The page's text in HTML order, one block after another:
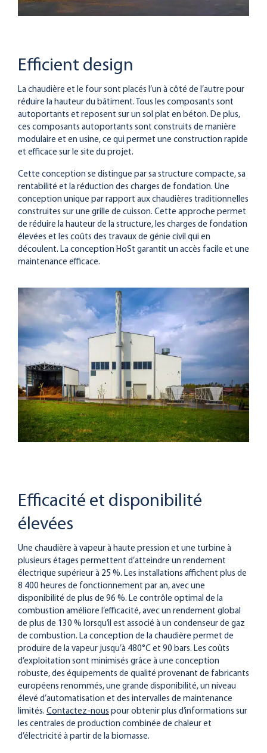
Efficient design
La chaudière et le four sont placés l’un à côté de l’autre pour
réduire la hauteur du bâtiment. Tous les composants sont
autoportants et reposent sur un sol plat en béton. De plus,
ces composants autoportants sont construits de manière
modulaire et en usine, ce qui permet une construction rapide
et efficace sur le site du projet.
Cette conception se distingue par sa structure compacte, sa
rentabilité et la réduction des charges de fondation. Une
conception unique par rapport aux chaudières traditionnelles
construites sur une grille de cuisson. Cette approche permet
de réduire la hauteur de la structure, les charges de fondation
élevées et les coûts des travaux de génie civil qui en
découlent. La conception HoSt garantit un accès facile et une
maintenance efficace.
Efficacité et disponibilité
élevées
Une chaudière à vapeur à haute pression et une turbine à
plusieurs étages permettent d’atteindre un rendement
électrique supérieur à 25 %. Les installations affichent plus de
8 400 heures de fonctionnement par an, avec une
disponibilité de plus de 96 %. Le contrôle optimal de la
combustion améliore l’efficacité, avec un rendement global
de plus de 130 % lorsqu’il est associé à un condenseur de gaz
de combustion. La conception de la chaudière permet de
produire de la vapeur jusqu’à 480°C et 90 bars. Les coûts
d’exploitation sont minimisés grâce à une conception
robuste, des équipements de qualité provenant de fabricants
européens renommés, une grande disponibilité, un niveau
élevé d’automatisation et des intervalles de maintenance
limités. Contactez-nous pour obtenir plus d’informations sur
les centrales de production combinée de chaleur et
d’électricité à partir de la biomasse.